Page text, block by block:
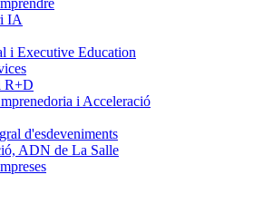
IA
i Executive Education
R+D
i Acceleració
d'esdeveniments
ADN de La Salle